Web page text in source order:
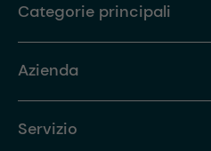
Categorie principali
Azienda
Servizio